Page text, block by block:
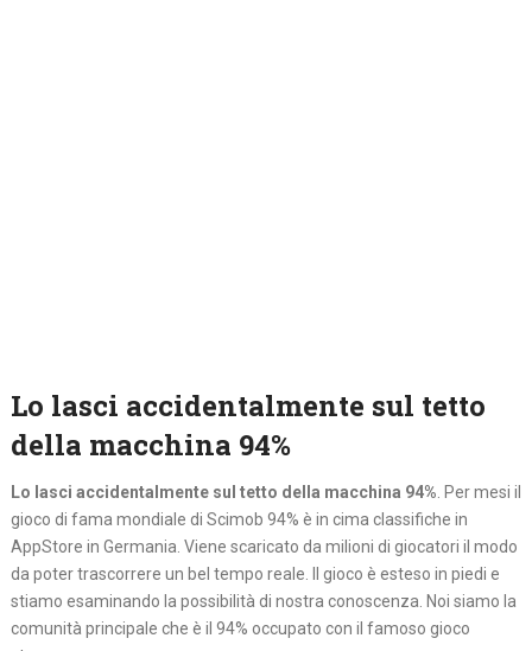
Lo lasci accidentalmente sul tetto
della macchina 94%
Lo lasci accidentalmente sul tetto della macchina 94%. Per mesi il
gioco di fama mondiale di Scimob 94% è in cima classifiche in
AppStore in Germania. Viene scaricato da milioni di giocatori il modo
da poter trascorrere un bel tempo reale. Il gioco è esteso in piedi e
stiamo esaminando la possibilità di nostra conoscenza. Noi siamo la
comunità principale che è il 94% occupato con il famoso gioco